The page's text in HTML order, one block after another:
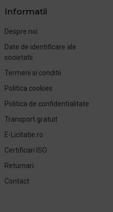
Informatii
Despre noi
Date de identificare ale
societatii
Termeni si conditii
Politica cookies
Politica de confidentialitate
Transport gratuit
E-Licitatie.ro
Certificari ISO
Returnari
Contact